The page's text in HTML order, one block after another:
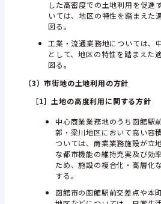
した高密度での土地利用を促進
いては、地区の特性を踏まえた
図る。
工業・流通業務地については、
として、地区の特性を踏まえた
図る。
（3）市街地の土地利用の方針
［1］ 土地の高度利用に関する方針
中心商業業務地のうち函館駅
郭・梁川地区において高い容
ついては、商業業務施設が立
な都市機能の維持充実及び効
ため、施設の複合化・高層化
する。
函館市の函館駅前交差点や本